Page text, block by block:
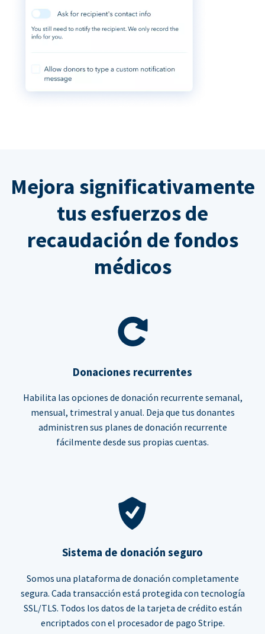
Mejora significativamente
tus esfuerzos de
recaudación de fondos
médicos
Donaciones recurrentes
Habilita las opciones de donación recurrente semanal,
mensual, trimestral y anual. Deja que tus donantes
administren sus planes de donación recurrente
fácilmente desde sus propias cuentas.
Sistema de donación seguro
Somos una plataforma de donación completamente
segura. Cada transacción está protegida con tecnología
SSL/TLS. Todos los datos de la tarjeta de crédito están
encriptados con el procesador de pago Stripe.